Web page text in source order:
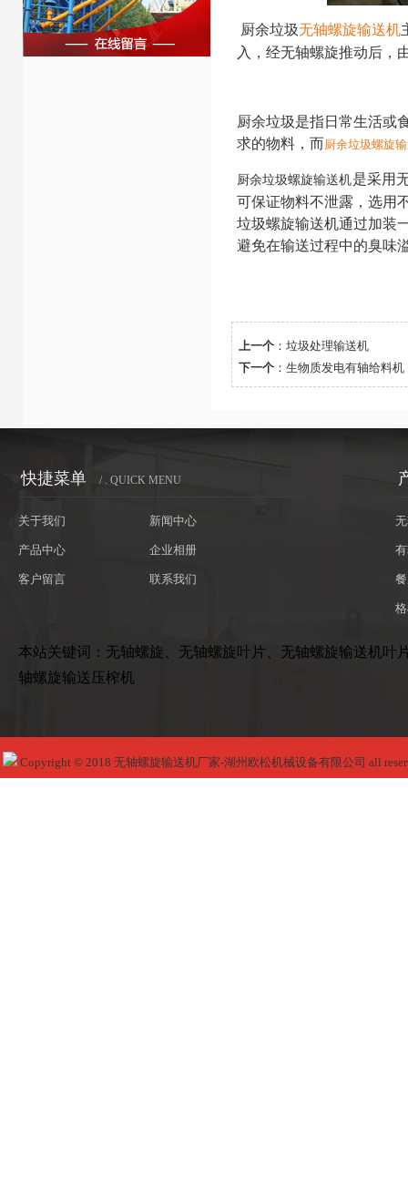
厨余垃圾无轴螺旋输送机
入，经无轴螺旋推动后，
厨余垃圾是指日常生活或
求的物料，而厨余垃圾螺旋
厨余垃圾螺旋输送机是采用
可保证物料不泄露，选用
垃圾螺旋输送机通过加装
避免在输送过程中的臭味
上一个 ： 垃圾处理输送机
下一个 ： 生物质发电有轴给料机
快捷菜单 / . QUICK MENU
关于我们 新闻中心
产品中心 企业相册
客户留言 联系我们
本站关键词：无轴螺旋、无轴螺旋叶片、无轴螺旋输送机
轴螺旋输送压榨机
Copyright © 2018 无轴螺旋输送机厂家-湖州欧松机械设备有限公司 all